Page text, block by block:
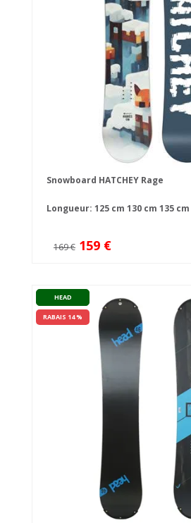
Snowboard HATCHEY Rage
Longueur: 125 cm 130 cm 135 cm
169 € 159 €
HEAD
RABAIS 14 %